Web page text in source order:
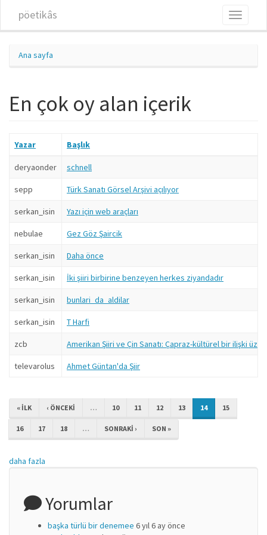
pöetikâs
Toggle
Ana sayfa
En çok oy alan içerik
Yazar Başlık
deryaonder schnell
sepp Türk Sanatı Görsel Arşivi açılıyor
serkan_isin Yazı için web araçları
nebulae Gez Göz Şaircik
serkan_isin Daha önce
serkan_isin İki şiiri birbirine benzeyen herkes ziyandadır
serkan_isin bunlari_da_aldilar
serkan_isin T Harfi
zcb Amerikan Şiiri ve Çin Sanatı: Çapraz-kültürel bir ilişki
televarolus Ahmet Güntan'da Şiir
« ILK ‹ ÖNCEKI … 10 11 12 13 14 15
16 17 18 … SONRAKI › SON »
daha fazla
Yorumlar
başka türlü bir denemee 6 yıl 6 ay önce